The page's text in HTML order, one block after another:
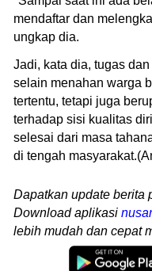
mendaftar dan
ungkap dia.
Jadi, kata dia, tugas
selain menahan warga
tertentu, tetapi juga
terhadap sisi kualitas
selesai dari masa
di tengah
Dapatkan update berita
Download aplikasi
lebih mudah dan cepat